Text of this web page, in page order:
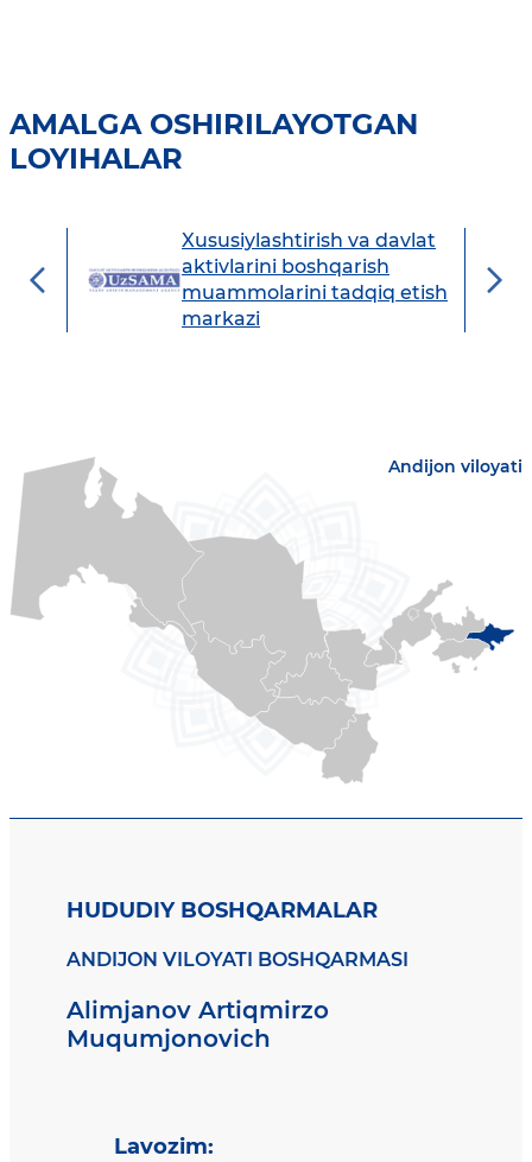
AMALGA OSHIRILAYOTGAN
LOYIHALAR
Xususiylashtirish va davlat
aktivlarini boshqarish
muammolarini tadqiq etish
markazi
Andijon viloyati
HUDUDIY BOSHQARMALAR
ANDIJON VILOYATI BOSHQARMASI
Alimjanov Artiqmirzo
Muqumjonovich
Lavozim: